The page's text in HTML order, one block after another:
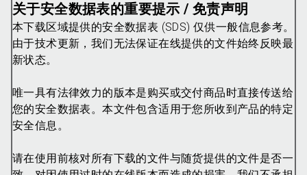
关于安全数据表的重要提示 / 免责声明
本下载区域提供的安全数据表 (SDS) 仅供一般信息参考。
由于技术更新，我们无法保证在线提供的文件始终反映最
新状态。
唯一具有法律效力的版本是购买或交付商品时直接传送给
您的安全数据表。本文件包含适用于您所收到产品的特定
安全信息。
请在使用前核对所有下载的文件与随货提供的文件是否一